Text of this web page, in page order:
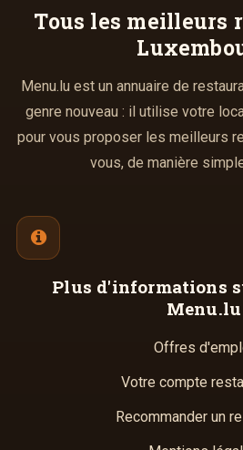
Tous les meilleurs
Menu.lu est un annuaire de
genre nouveau : il utilise votre
pour vous proposer les meilleurs
vous, de manière
Plus d'informations
Menu.lu
Offres
Votre compte
Recommander un